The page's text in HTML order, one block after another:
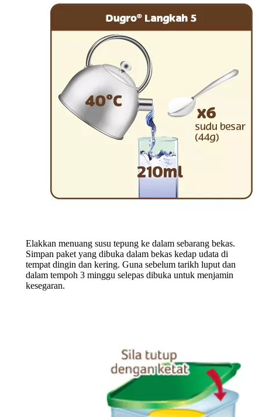
Elakkan menuang susu tepung ke dalam sebarang bekas.
Simpan paket yang dibuka dalam bekas kedap udata di
tempat dingin dan kering. Guna sebelum tarikh luput dan
dalam tempoh 3 minggu selepas dibuka untuk menjamin
kesegaran.